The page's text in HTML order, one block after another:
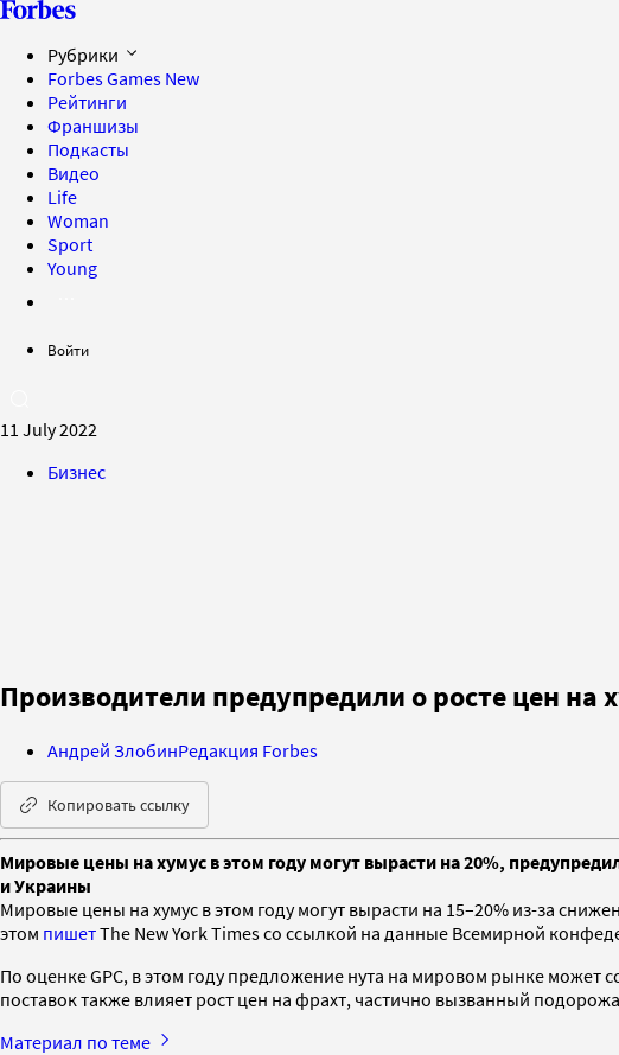
Рубрики
Forbes Games New
Рейтинги
Франшизы
Подкасты
Видео
Life
Woman
Sport
Young
Войти
11 July 2022
Бизнес
Производители предупредили о росте цен на
Андрей ЗлобинРедакция Forbes
Копировать ссылку
Мировые цены на хумус в этом году могут вырасти на 20%,
и Украины
Мировые цены на хумус в этом году могут вырасти на 15–20% из-за
этом пишетThe New York Times со ссылкой на данные Всемирной
По оценке GPC, в этом году предложение нута на мировом рынке может
поставок также влияет рост цен на фрахт, частично вызванный
Материал по теме